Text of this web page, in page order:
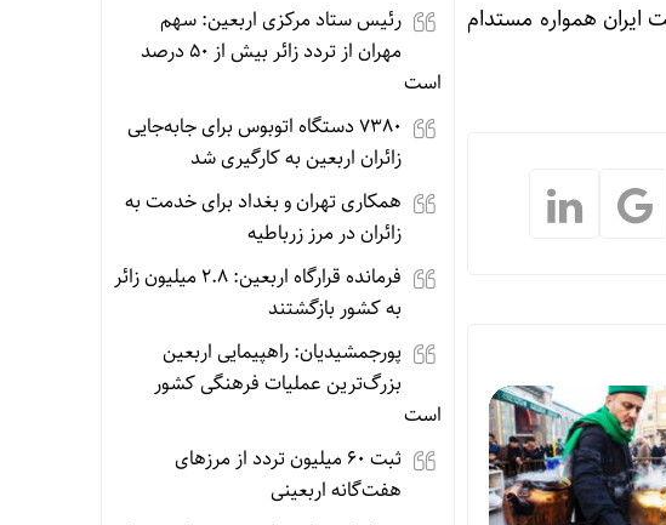
همواره مستدام
رئیس ستاد مرکزی اربعین: سهم
مهران از تردد زائر بیش از ۵۰ درصد
است
۷۳۸۰ دستگاه اتوبوس برای جابه‌جایی
زائران اربعین به‌ کارگیری شد
همکاری تهران و بغداد برای خدمت به
زائران در مرز زرباطیه
فرمانده قرارگاه اربعین: ۲.۸ میلیون زائر
به کشور بازگشتند
پورجمشیدیان: راهپیمایی اربعین
بزرگ‌ترین عملیات فرهنگی کشور
است
ثبت ۶۰ میلیون تردد از مرزهای
هفت‌گانه اربعینی